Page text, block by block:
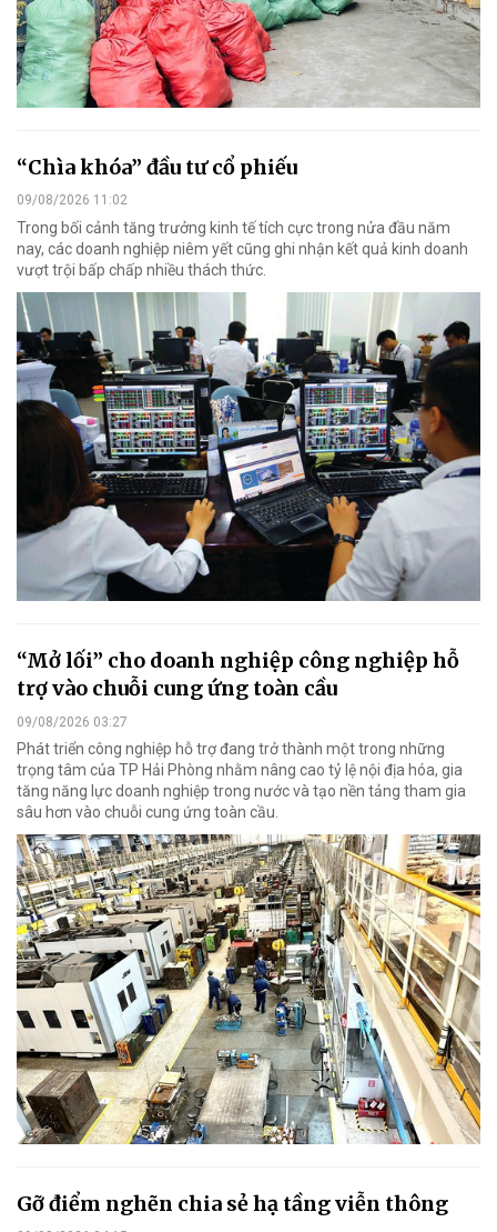
“Chìa khóa” đầu tư cổ phiếu
09/08/2026 11:02
Trong bối cảnh tăng trưởng kinh tế tích cực trong nửa đầu năm
nay, các doanh nghiệp niêm yết cũng ghi nhận kết quả kinh doanh
vượt trội bấp chấp nhiều thách thức.
“Mở lối” cho doanh nghiệp công nghiệp hỗ
trợ vào chuỗi cung ứng toàn cầu
09/08/2026 03:27
Phát triển công nghiệp hỗ trợ đang trở thành một trong những
trọng tâm của TP Hải Phòng nhằm nâng cao tỷ lệ nội địa hóa, gia
tăng năng lực doanh nghiệp trong nước và tạo nền tảng tham gia
sâu hơn vào chuỗi cung ứng toàn cầu.
Gỡ điểm nghẽn chia sẻ hạ tầng viễn thông